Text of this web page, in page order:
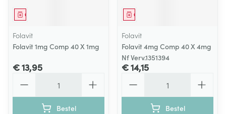
Geneesmiddel
Folavit
Folavit 1mg Comp 40 X 1mg
€ 13,95
Bestel
Geneesmiddel
Folavit
Folavit 4mg Comp 40 X 4mg
Nf Verv.1351394
€ 14,15
Bestel